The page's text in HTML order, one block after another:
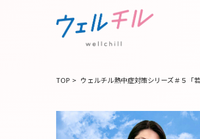
TOP > ウェルチル熱中症対策シリーズ＃５「